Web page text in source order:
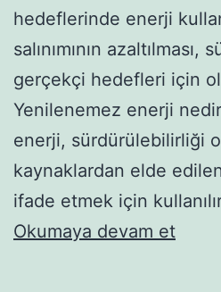
hedeflerinde enerji
salınımının
gerçekçi hedefleri için
Yenilenemez enerji
enerji, sürdürülebilirliği
kaynaklardan elde
ifade etmek için
Okumaya devam et